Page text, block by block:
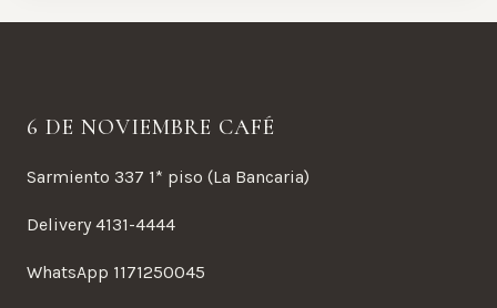
6 DE NOVIEMBRE CAFÉ
Sarmiento 337 1* piso (La Bancaria)
Delivery 4131-4444
WhatsApp 1171250045